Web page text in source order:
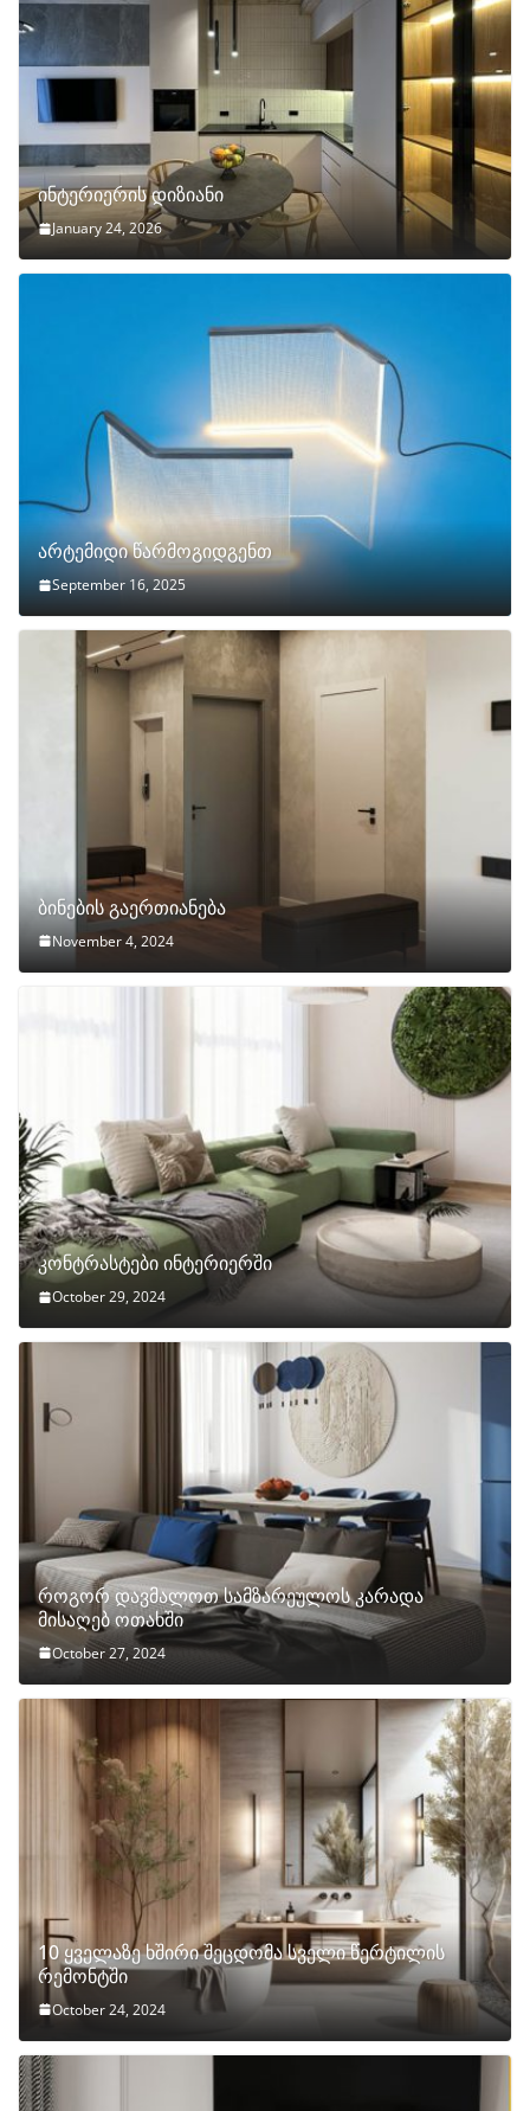
ინტერიერის დიზიანი
January 24, 2026
არტემიდი წარმოგიდგენთ
September 16, 2025
ბინების გაერთიანება
November 4, 2024
კონტრასტები ინტერიერში
October 29, 2024
როგორ დავმალოთ სამზარეულოს კარადა
მისაღებ ოთახში
October 27, 2024
10 ყველაზე ხშირი შეცდომა სველი წერტილის
რემონტში
October 24, 2024